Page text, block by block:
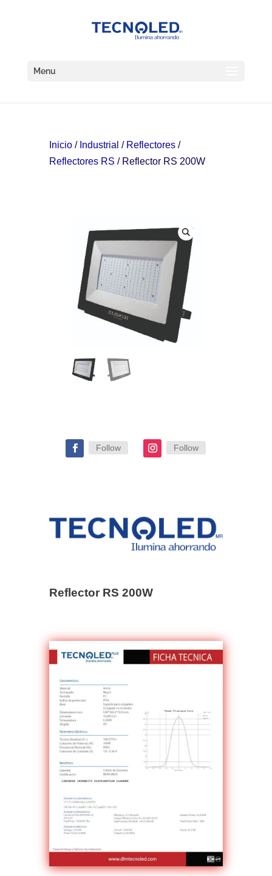
Menu
Inicio/ Industrial / Reflectores/
Reflectores RS / Reflector RS 200W
Follow Follow
Reflector RS 200W